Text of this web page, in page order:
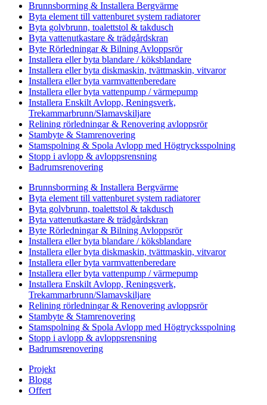
Brunnsborrning & Installera Bergvärme
Byta element till vattenburet system radiatorer
Byta golvbrunn, toalettstol & takdusch
Byta vattenutkastare & trädgårdskran
Byte Rörledningar & Bilning Avloppsrör
Installera eller byta blandare / köksblandare
Installera eller byta diskmaskin, tvättmaskin, vitvaror
Installera eller byta varmvattenberedare
Installera eller byta vattenpump / värmepump
Installera Enskilt Avlopp, Reningsverk,
Trekammarbrunn/Slamavskiljare
Relining rörledningar & Renovering avloppsrör
Stambyte & Stamrenovering
Stamspolning & Spola Avlopp med Högtrycksspolning
Stopp i avlopp & avloppsrensning
Badrumsrenovering
Brunnsborrning & Installera Bergvärme
Byta element till vattenburet system radiatorer
Byta golvbrunn, toalettstol & takdusch
Byta vattenutkastare & trädgårdskran
Byte Rörledningar & Bilning Avloppsrör
Installera eller byta blandare / köksblandare
Installera eller byta diskmaskin, tvättmaskin, vitvaror
Installera eller byta varmvattenberedare
Installera eller byta vattenpump / värmepump
Installera Enskilt Avlopp, Reningsverk,
Trekammarbrunn/Slamavskiljare
Relining rörledningar & Renovering avloppsrör
Stambyte & Stamrenovering
Stamspolning & Spola Avlopp med Högtrycksspolning
Stopp i avlopp & avloppsrensning
Badrumsrenovering
Projekt
Blogg
Offert